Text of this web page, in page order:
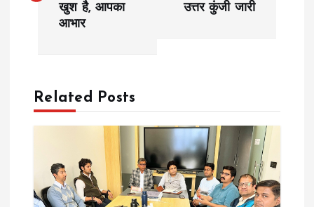
n
a
खुश है, आपका
आभार
उत्तर कुंजी जारी
Related Posts